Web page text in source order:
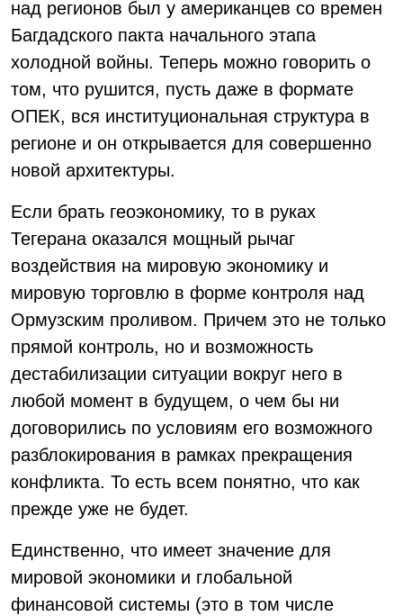
над регионов был у американцев со времен
Багдадского пакта начального этапа
холодной войны. Теперь можно говорить о
том, что рушится, пусть даже в формате
ОПЕК, вся институциональная структура в
регионе и он открывается для совершенно
новой архитектуры.
Если брать геоэкономику, то в руках
Тегерана оказался мощный рычаг
воздействия на мировую экономику и
мировую торговлю в форме контроля над
Ормузским проливом. Причем это не только
прямой контроль, но и возможность
дестабилизации ситуации вокруг него в
любой момент в будущем, о чем бы ни
договорились по условиям его возможного
разблокирования в рамках прекращения
конфликта. То есть всем понятно, что как
прежде уже не будет.
Единственно, что имеет значение для
мировой экономики и глобальной
финансовой системы (это в том числе